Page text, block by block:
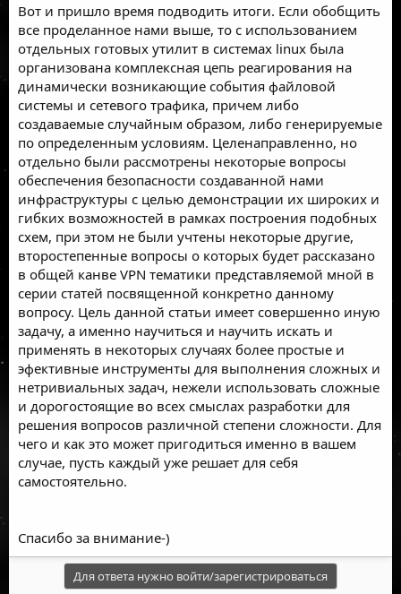
Вот и пришло время подводить итоги. Если обобщить
все проделанное нами выше, то с использованием
отдельных готовых утилит в системах linux была
организована комплексная цепь реагирования на
динамически возникающие события файловой
системы и сетевого трафика, причем либо
создаваемые случайным образом, либо генерируемые
по определенным условиям. Целенаправленно, но
отдельно были рассмотрены некоторые вопросы
обеспечения безопасности создаванной нами
инфраструктуры с целью демонстрации их широких и
гибких возможностей в рамках построения подобных
схем, при этом не были учтены некоторые другие,
второстепенные вопросы о которых будет рассказано
в общей канве VPN тематики представляемой мной в
серии статей посвященной конкретно данному
вопросу. Цель данной статьи имеет совершенно иную
задачу, а именно научиться и научить искать и
применять в некоторых случаях более простые и
эфективные инструменты для выполнения сложных и
нетривиальных задач, нежели использовать сложные
и дорогостоящие во всех смыслах разработки для
решения вопросов различной степени сложности. Для
чего и как это может пригодиться именно в вашем
случае, пусть каждый уже решает для себя
самостоятельно.
Спасибо за внимание-)
Для ответа нужно войти/зарегистрироваться